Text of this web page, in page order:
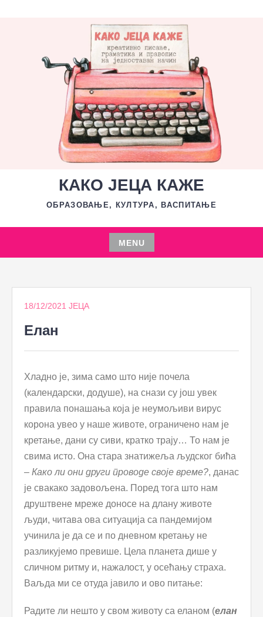
КАКО ЈЕЦА КАЖЕ
ОБРАЗОВАЊЕ, КУЛТУРА, ВАСПИТАЊЕ
MENU
Skip
content
18/12/2021 ЈЕЦА
Елан
Хладно је, зима само што није почела
(календарски, додуше), на снази су још увек
правила понашања која је неумољиви вирус
корона увео у наше животе, ограничено нам је
кретање, дани су сиви, кратко трају… То нам је
свима исто. Она стара знатижеља људског бића
– Како ли они други проводе своје време?, данас
је свакако задовољена. Поред тога што нам
друштвене мреже доносе на длану животе
људи, читава ова ситуација са пандемијом
учинила је да се и по дневном кретању не
разликујемо превише. Цела планета дише у
сличном ритму и, нажалост, у осећању страха.
Ваљда ми се отуда јавило и ово питање:
Радите ли нешто у свом животу са еланом (елан